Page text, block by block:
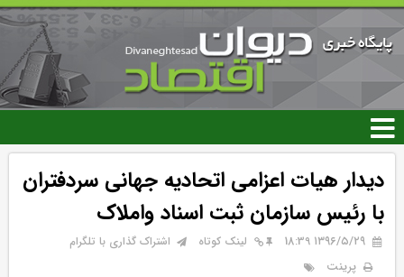
رفتن
محتوای
اصلی
دیدار هیات اعزامی اتحادیه جهانی سردفتران
با رئیس سازمان ثبت اسناد واملاک
۱۳۹۶/۵/۲۹ 18:39 لینک کوتاه اشتراک گذاری با تلگرام
پرینت